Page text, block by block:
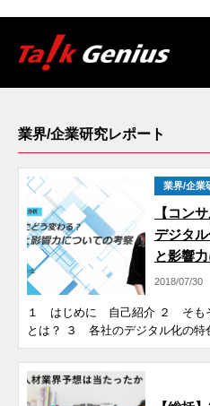
業界/企業研究レポート
業界/企業
【コン
デジタ
と影響
2018/07/30
１ はじめに 自己紹介 ２ そも
とは？ ３ 各社のデジタル化の特